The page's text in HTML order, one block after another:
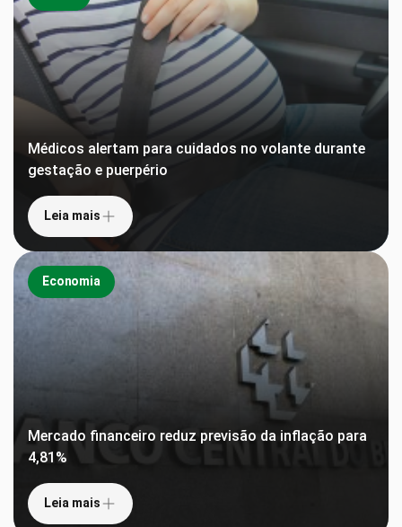
Médicos alertam para cuidados no volante durante
gestação e puerpério
Leia mais
Economia
Mercado financeiro reduz previsão da inflação para
4,81%
Leia mais